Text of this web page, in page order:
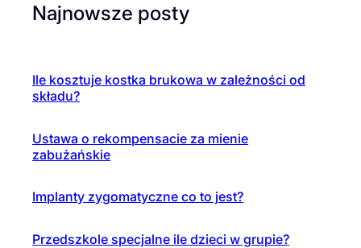
Najnowsze posty
Ile kosztuje kostka brukowa w zależności od
składu?
Ustawa o rekompensacie za mienie
zabużańskie
Implanty zygomatyczne co to jest?
Przedszkole specjalne ile dzieci w grupie?